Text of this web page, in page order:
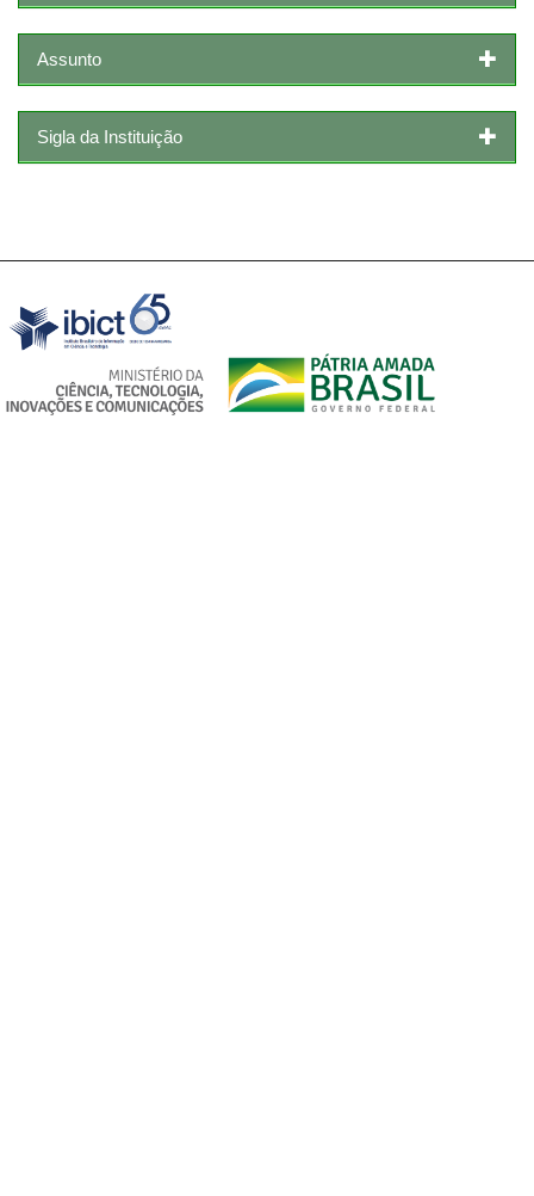
Assunto
Sigla da Instituição